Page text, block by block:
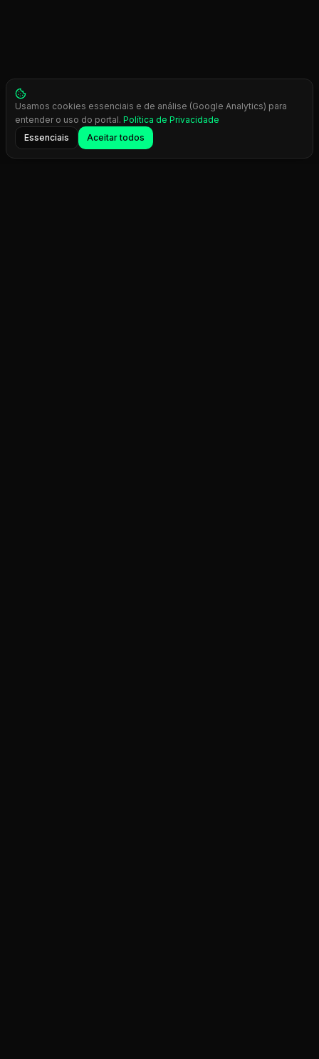
Usamos cookies essenciais e de análise (Google Analytics) para
entender o uso do portal. Política de Privacidade
Essenciais
Aceitar todos